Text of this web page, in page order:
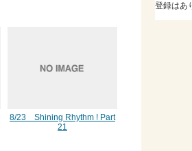
8/23 Shining Rhythm ! Part
21
登録はあ